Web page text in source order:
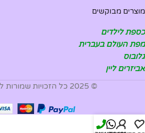
מוצרים מבוקשים
כספת לילדים
מפת העולם בעברית
גלובוס
אביזרים ליין
© 2025 כל הזכויות שמורות לתן גיפט